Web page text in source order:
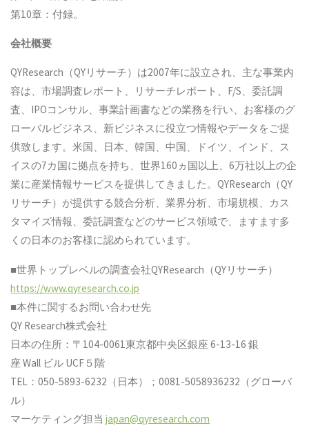
第10章：付録。
会社概要
QYResearch（QYリサーチ）は2007年に設立され、主な事業内
容は、市場調査レポート、リサーチレポート、F/S、委託調
査、IPOコンサル、事業計画書などの業務を行い、お客様のグ
ローバルビジネス、新ビジネスに役立つ情報やデータをご提
供致します。米国、日本、韓国、中国、ドイツ、インド、ス
イスの7カ国に拠点を持ち、世界160ヵ国以上、6万社以上の企
業に産業情報サービスを提供してきました。QYResearch（QY
リサーチ）が提供する競合分析、業界分析、市場規模、カス
タマイズ情報、委託調査などのサービス領域で、ますます多
くの日本のお客様に認められています。
■世界トップレベルの調査会社QYResearch（QYリサーチ）
https://www.qyresearch.co.jp
■本件に関するお問い合わせ先
QY Research株式会社
日本の住所：〒104-0061東京都中央区銀座 6-13-16 銀
座 Wall ビル UCF５階
TEL：050-5893-6232（日本）；0081-5058936232（グローバ
ル）
マーケティング担当japan@qyresearch.com